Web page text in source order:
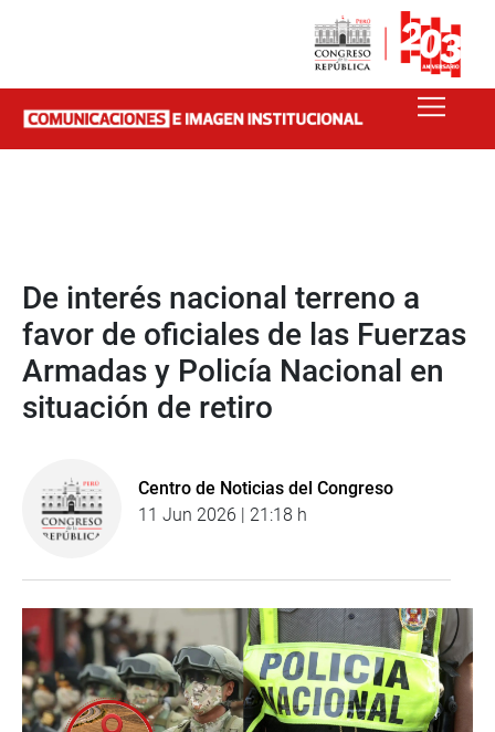
De interés nacional terreno a
favor de oficiales de las Fuerzas
Armadas y Policía Nacional en
situación de retiro
Centro de Noticias del Congreso
11 Jun 2026 | 21:18 h